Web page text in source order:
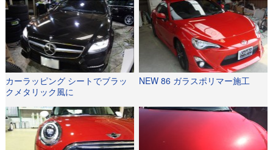
カーラッピング シートでブラッ
クメタリック風に
NEW 86 ガラスポリマー施工